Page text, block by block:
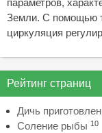
параметров,
Земли. С помощью
циркуляция
Рейтинг страниц
Дичь
Соление рыбы 10